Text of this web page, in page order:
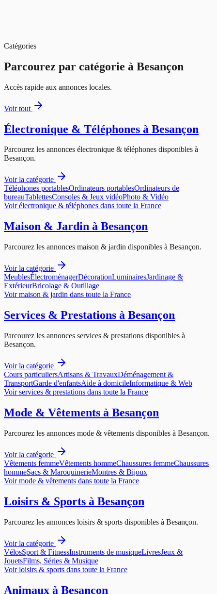
Catégories
Parcourez par catégorie à Besançon
Accès rapide aux annonces locales.
Voir tout
Électronique & Téléphones à Besançon
Parcourez les annonces électronique & téléphones disponibles à
Besançon.
Voir la catégorie
Téléphones portablesOrdinateurs portablesOrdinateurs de
bureauTablettesConsoles & Jeux vidéoPhoto & Vidéo
Voirélectronique & téléphones dans toute la France
Maison & Jardin à Besançon
Parcourez les annonces maison & jardin disponibles à Besançon.
Voir la catégorie
MeublesÉlectroménagerDécorationLuminairesJardinage &
ExtérieurBricolage & Outillage
Voirmaison & jardin dans toute la France
Services & Prestations à Besançon
Parcourez les annonces services & prestations disponibles à
Besançon.
Voir la catégorie
Cours particuliersArtisans & TravauxDéménagement &
TransportGarde d'enfantsAide à domicileInformatique & Web
Voirservices & prestations dans toute la France
Mode & Vêtements à Besançon
Parcourez les annonces mode & vêtements disponibles à Besançon.
Voir la catégorie
Vêtements femmeVêtements hommeChaussures femmeChaussures
hommeSacs & MaroquinerieMontres & Bijoux
Voirmode & vêtements dans toute la France
Loisirs & Sports à Besançon
Parcourez les annonces loisirs & sports disponibles à Besançon.
Voir la catégorie
VélosSport & FitnessInstruments de musiqueLivresJeux &
JouetsFilms, Séries & Musique
Voirloisirs & sports dans toute la France
Animaux à Besançon